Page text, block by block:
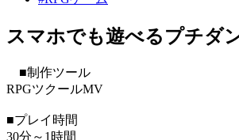
スマホでも遊べるプチダ
■制作ツール
RPGツクールMV
■プレイ時間
30分～1時間